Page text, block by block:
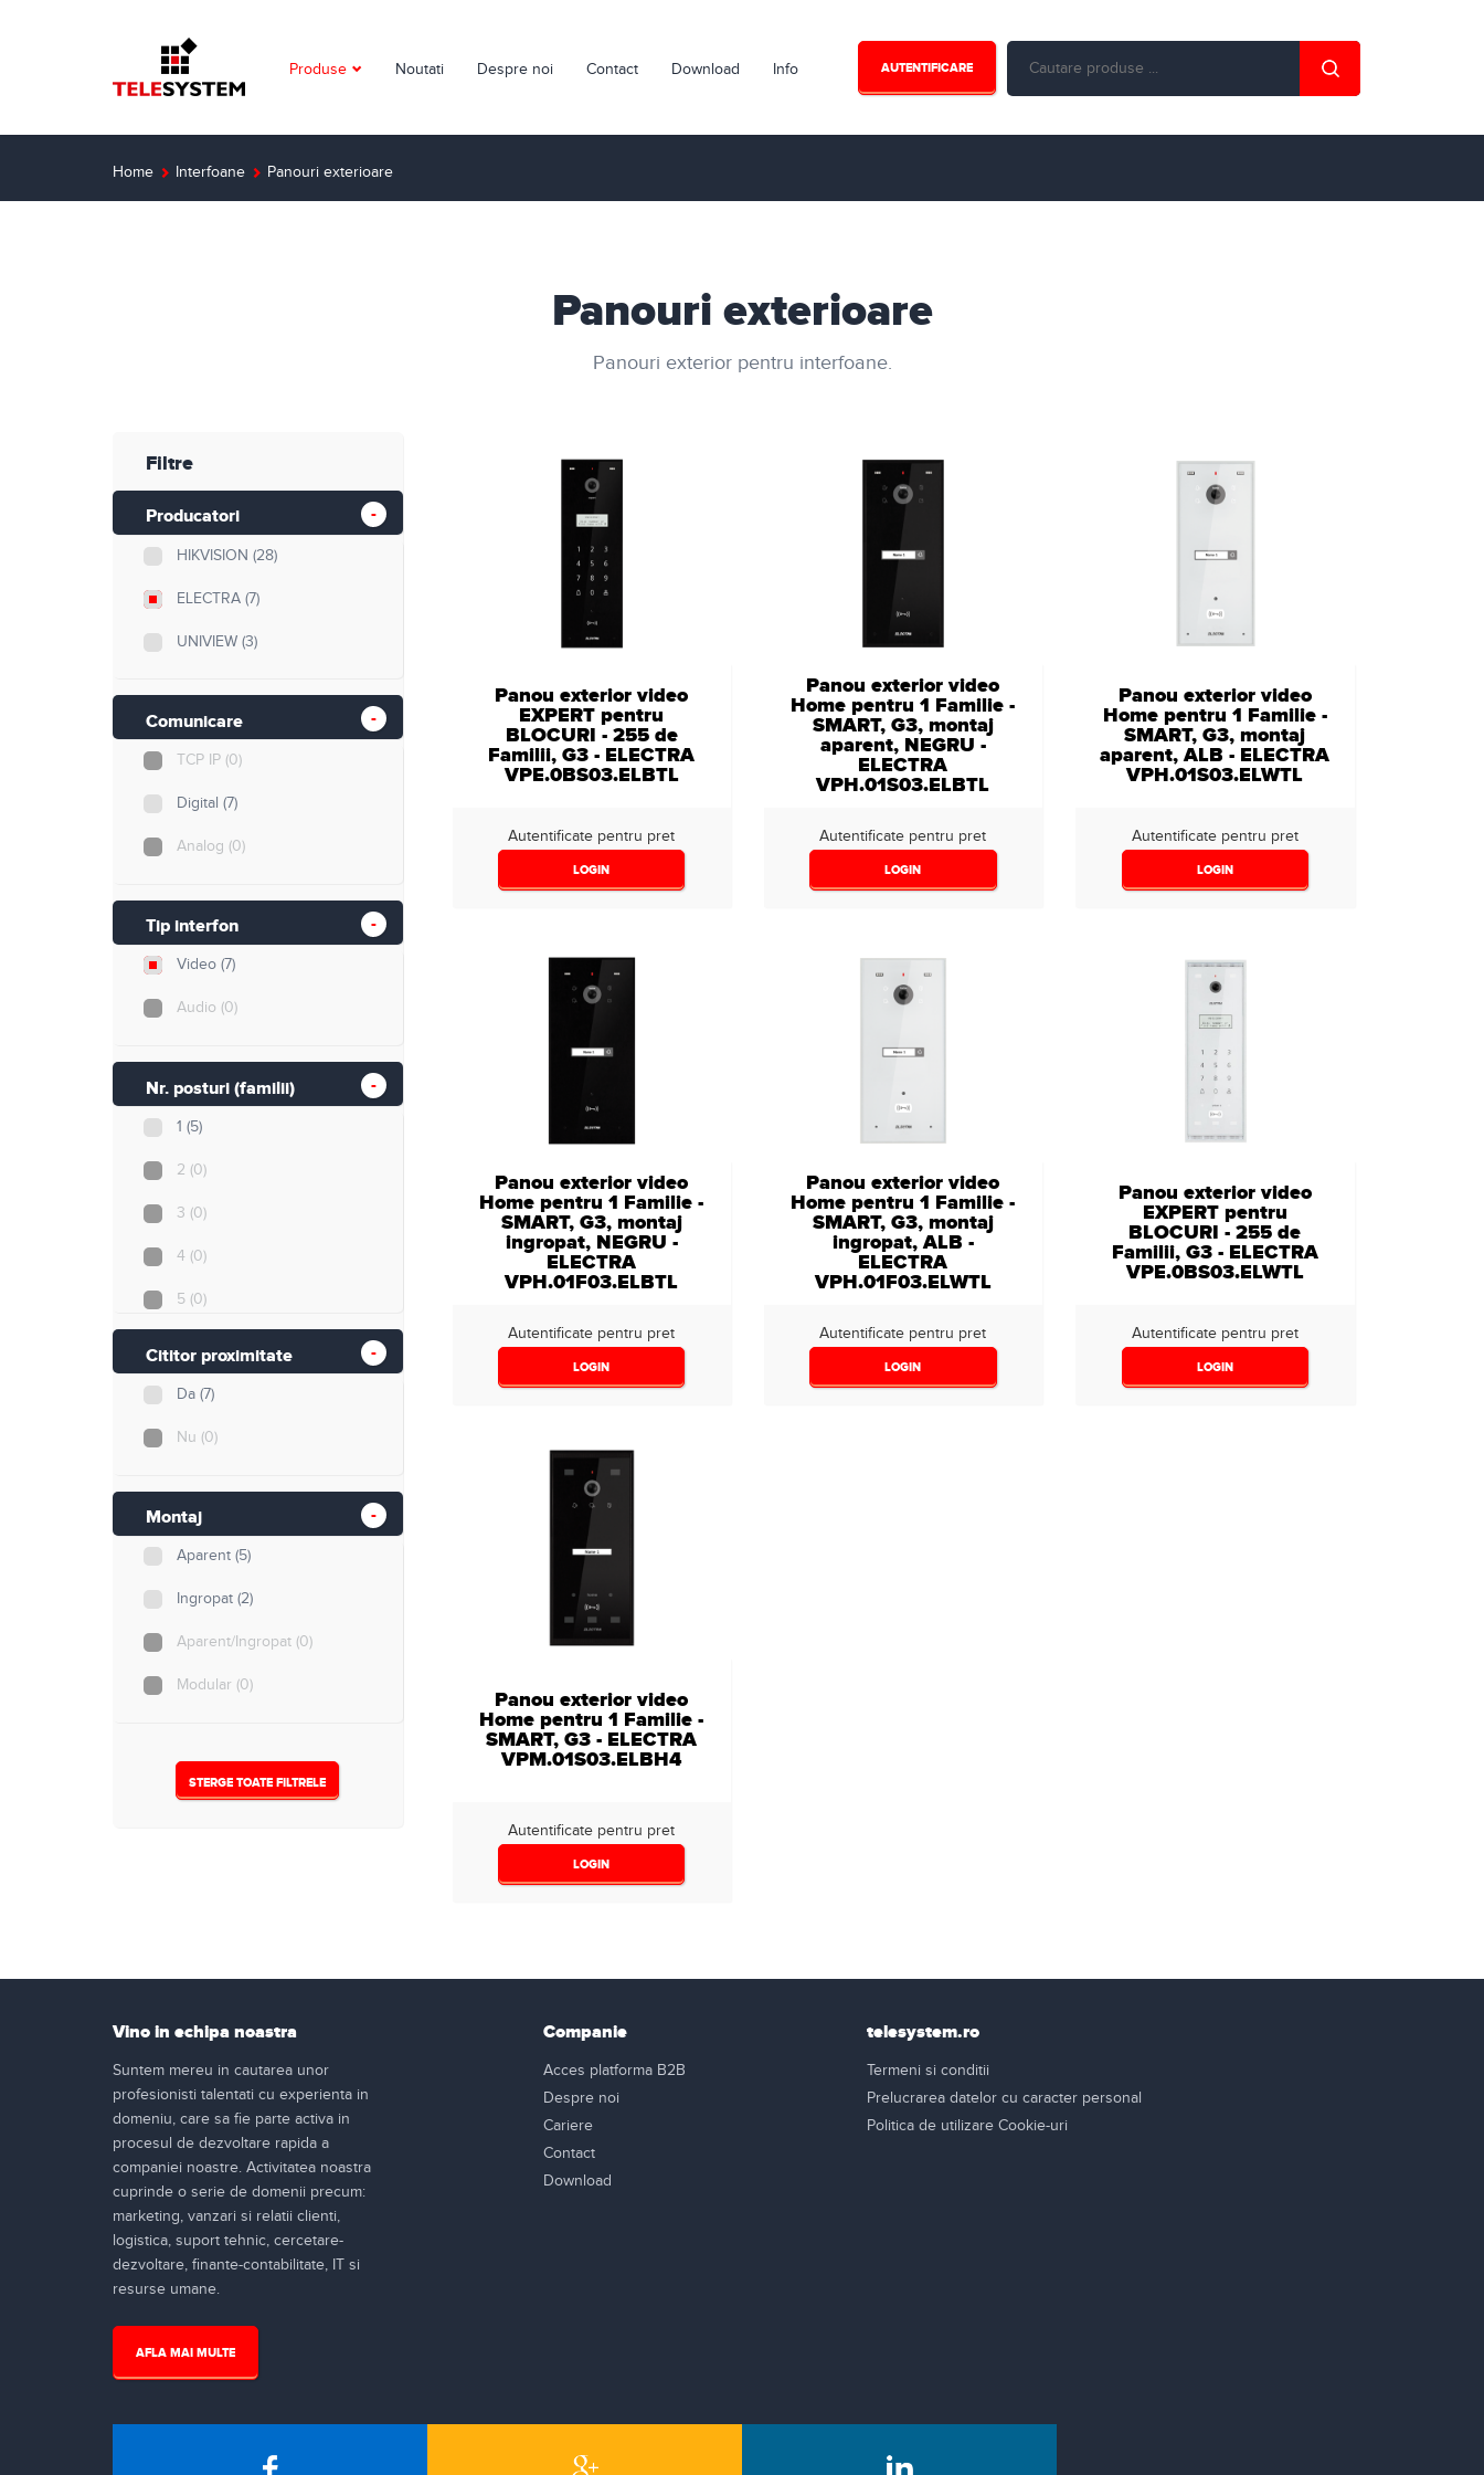
Produse
Detectie incendiu
Retelistica
Noutati Despre noi Contact Download Info AUTENTIFICARE
Home Interfoane Panouri exterioare
Panouri exterioare
Panouri exterior pentru interfoane.
Filtre
Producatori
HIKVISION (28)
ELECTRA (7)
UNIVIEW (3)
Comunicare
TCP IP (0)
Digital (7)
Analog (0)
Tip interfon
Video (7)
Audio (0)
Nr. posturi (familii)
1 (5)
2 (0)
3 (0)
4 (0)
5 (0)
12 (0)
40 (0)
500
min. 1000(0)
Cititor proximitate
Da (7)
Nu (0)
Montaj
Aparent (5)
Ingropat (2)
Aparent/Ingropat (0)
Modular (0)
STERGE TOATE FILTRELE
Panou exterior video
EXPERT pentru
BLOCURI - 255 de
Familii, G3 - ELECTRA
VPE.0BS03.ELBTL
Autentificate pentru pret
LOGIN
Panou exterior video
Home pentru 1 Familie -
SMART, G3, montaj
aparent, NEGRU -
ELECTRA
VPH.01S03.ELBTL
Autentificate pentru pret
LOGIN
Panou exterior video
Home pentru 1 Familie -
SMART, G3, montaj
aparent, ALB - ELECTRA
VPH.01S03.ELWTL
Autentificate pentru pret
LOGIN
Panou exterior video
Home pentru 1 Familie -
SMART, G3, montaj
ingropat, NEGRU -
ELECTRA
VPH.01F03.ELBTL
Autentificate pentru pret
LOGIN
Panou exterior video
Home pentru 1 Familie -
SMART, G3, montaj
ingropat, ALB -
ELECTRA
VPH.01F03.ELWTL
Autentificate pentru pret
LOGIN
Panou exterior video
EXPERT pentru
BLOCURI - 255 de
Familii, G3 - ELECTRA
VPE.0BS03.ELWTL
Autentificate pentru pret
LOGIN
Panou exterior video
Home pentru 1 Familie -
SMART, G3 - ELECTRA
VPM.01S03.ELBH4
Autentificate pentru pret
LOGIN
Vino in echipa noastra
Suntem mereu in cautarea unor
profesionisti talentati cu experienta in
domeniu, care sa fie parte activa in
procesul de dezvoltare rapida a
companiei noastre. Activitatea noastra
cuprinde o serie de domenii precum:
marketing, vanzari si relatii clienti,
logistica, suport tehnic, cercetare-
dezvoltare, finante-contabilitate, IT si
resurse umane.
AFLA MAI MULTE
Companie
Acces platforma B2B
Despre noi
Cariere
Contact
Download
telesystem.ro
Termeni si conditii
Prelucrarea datelor cu caracter personal
Politica de utilizare Cookie-uri